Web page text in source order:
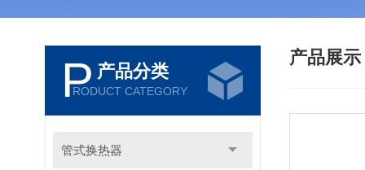
P 产品分类
RODUCT CATEGORY
管式换热器
产品展示